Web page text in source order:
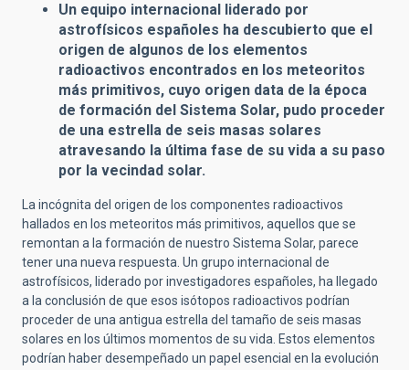
Un equipo internacional liderado por
astrofísicos españoles ha descubierto que el
origen de algunos de los elementos
radioactivos encontrados en los meteoritos
más primitivos, cuyo origen data de la época
de formación del Sistema Solar, pudo proceder
de una estrella de seis masas solares
atravesando la última fase de su vida a su paso
por la vecindad solar.
La incógnita del origen de los componentes radioactivos
hallados en los meteoritos más primitivos, aquellos que se
remontan a la formación de nuestro Sistema Solar, parece
tener una nueva respuesta. Un grupo internacional de
astrofísicos, liderado por investigadores españoles, ha llegado
a la conclusión de que esos isótopos radioactivos podrían
proceder de una antigua estrella del tamaño de seis masas
solares en los últimos momentos de su vida. Estos elementos
podrían haber desempeñado un papel esencial en la evolución